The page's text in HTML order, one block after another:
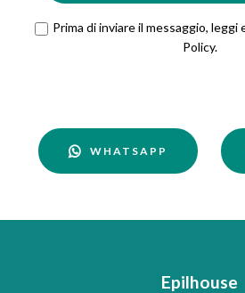
Prima di inviare il messaggio, leggi
Policy.
WHATSAPP
Epilhouse